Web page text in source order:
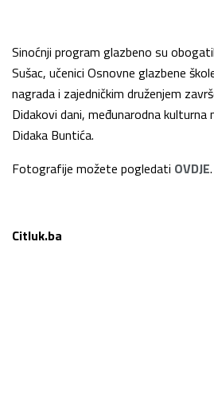
Sinoćnji program glazbeno su
Sušac, učenici Osnovne glazbene
nagrada i zajedničkim druženjem
Didakovi dani, međunarodna
Didaka Buntića.
Fotografije možete pogledati OVDJE.
Citluk.ba